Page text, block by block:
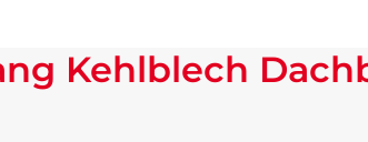
Kehlblech